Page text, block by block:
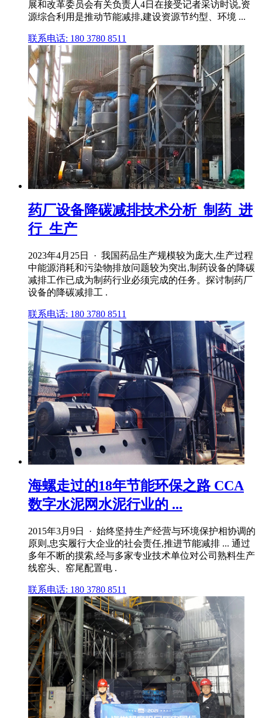
展和改革委员会有关负责人4日在接受记者采访时说,资
源综合利用是推动节能减排,建设资源节约型、环境 ...
联系电话: 180 3780 8511
药厂设备降碳减排技术分析_制药_进
行_生产
2023年4月25日 · 我国药品生产规模较为庞大,生产过程
中能源消耗和污染物排放问题较为突出,制药设备的降碳
减排工作已成为制药行业必须完成的任务。探讨制药厂
设备的降碳减排工 .
联系电话: 180 3780 8511
海螺走过的18年节能环保之路 CCA
数字水泥网水泥行业的 ...
2015年3月9日 · 始终坚持生产经营与环境保护相协调的
原则,忠实履行大企业的社会责任,推进节能减排 ... 通过
多年不断的摸索,经与多家专业技术单位对公司熟料生产
线窑头、窑尾配置电 .
联系电话: 180 3780 8511